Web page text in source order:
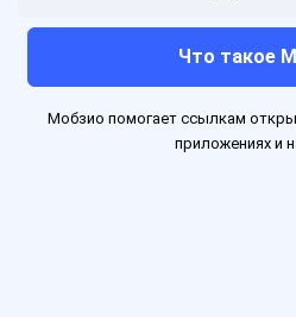
Что такое
Мобзио помогает ссылкам
приложениях и